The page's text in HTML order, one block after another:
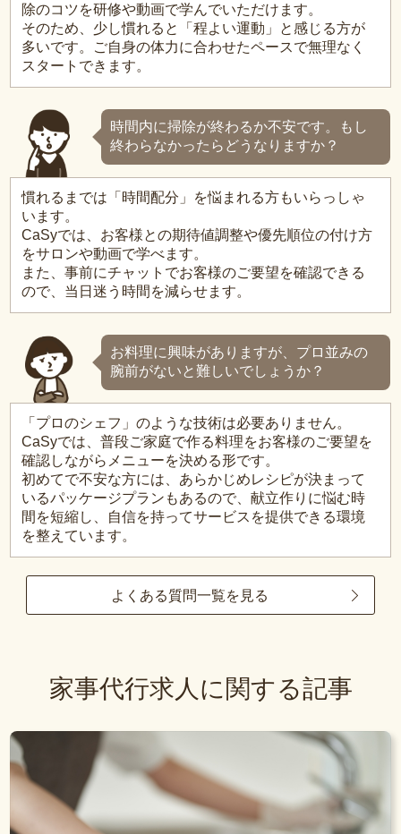
除のコツを研修や動画で学んでいただけます。
そのため、少し慣れると「程よい運動」と感じる方が
多いです。ご自身の体力に合わせたペースで無理なく
スタートできます。
時間内に掃除が終わるか不安です。もし
終わらなかったらどうなりますか？
慣れるまでは「時間配分」を悩まれる方もいらっしゃ
います。
CaSyでは、お客様との期待値調整や優先順位の付け方
をサロンや動画で学べます。
また、事前にチャットでお客様のご要望を確認できる
ので、当日迷う時間を減らせます。
お料理に興味がありますが、プロ並みの
腕前がないと難しいでしょうか？
「プロのシェフ」のような技術は必要ありません。
CaSyでは、普段ご家庭で作る料理をお客様のご要望を
確認しながらメニューを決める形です。
初めてで不安な方には、あらかじめレシピが決まって
いるパッケージプランもあるので、献立作りに悩む時
間を短縮し、自信を持ってサービスを提供できる環境
を整えています。
よくある質問一覧を見る
家事代行求人に関する記事